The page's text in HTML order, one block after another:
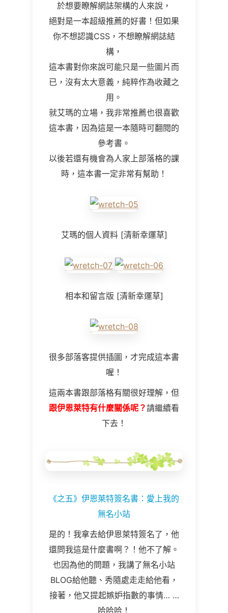
於想要瞭解網誌架構的人來說，
絕對是一本超級推薦的好書！但如果
你不想認識CSS，不想瞭解網誌結
構，
這本書對你來說可能只是一些圖片而
已，沒有太大意義，純粹作為收藏之
用。
就艾瑪的立場，我非常推薦也很喜歡
這本書，因為這是一本隨時可翻閱的
參考書。
以後若還有機會為人家上部落格的課
時，這本書一定非常有幫助！
艾瑪的個人資料[清新幸運草]
相本和留言版 [清新幸運草]
很多部落客提供插圖，才完成這本書
喔！
這兩本書跟部落格有關很好理解，但
跟伊恩萊特有什麼關係呢？請繼續看
下去！
《之五》伊恩萊特簽名書：愛上我的
無名小站
是的！我拿去給伊恩萊特簽名了，他
還問我這是什麼書啊？！他不了解。
也因為他的問題，我講了無名小站
BLOG給他聽、秀隨處走走給他看，
接著， 他又提起嫉妒指數的事情… …
哈哈哈！